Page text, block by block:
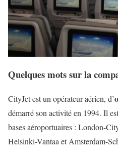
Quelques mots sur la
CityJet est un opérateur aérien, d’
démarré son activité en 1994. Il
bases aéroportuaires : London-
Helsinki-Vantaa et Amsterdam-